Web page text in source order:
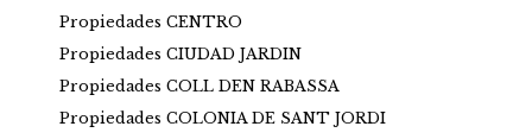
Propiedades CENTRO
Propiedades CIUDAD JARDIN
Propiedades COLL DEN RABASSA
Propiedades COLONIA DE SANT JORDI